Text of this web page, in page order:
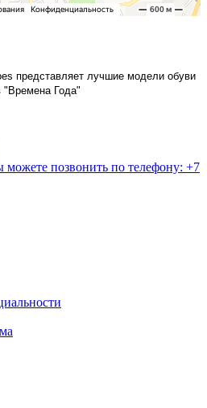
представляет лучшие модели обуви
"Времена Года"
позвонить по телефону: +7